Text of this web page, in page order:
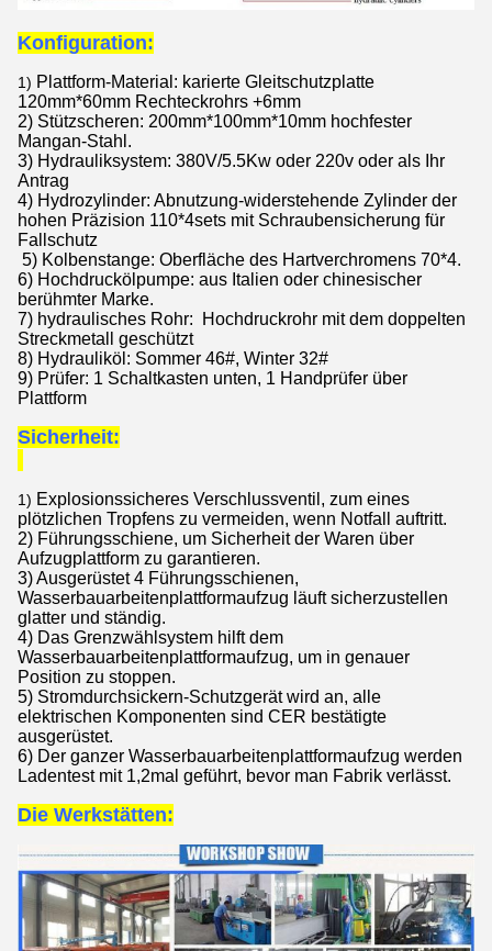
Konfiguration:
1) Plattform-Material: karierte Gleitschutzplatte
120mm*60mm Rechteckrohrs +6mm
2) Stützscheren: 200mm*100mm*10mm hochfester
Mangan-Stahl.
3) Hydrauliksystem: 380V/5.5Kw oder 220v oder als Ihr
Antrag
4) Hydrozylinder: Abnutzung-widerstehende Zylinder der
hohen Präzision 110*4sets mit Schraubensicherung für
Fallschutz
5) Kolbenstange: Oberfläche des Hartverchromens 70*4.
6) Hochdruckölpumpe: aus Italien oder chinesischer
berühmter Marke.
7) hydraulisches Rohr: Hochdruckrohr mit dem doppelten
Streckmetall geschützt
8) Hydrauliköl: Sommer 46#, Winter 32#
9) Prüfer: 1 Schaltkasten unten, 1 Handprüfer über
Plattform
Sicherheit:
1) Explosionssicheres Verschlussventil, zum eines
plötzlichen Tropfens zu vermeiden, wenn Notfall auftritt.
2) Führungsschiene, um Sicherheit der Waren über
Aufzugplattform zu garantieren.
3) Ausgerüstet 4 Führungsschienen,
Wasserbauarbeitenplattformaufzug läuft sicherzustellen
glatter und ständig.
4) Das Grenzwählsystem hilft dem
Wasserbauarbeitenplattformaufzug, um in genauer
Position zu stoppen.
5) Stromdurchsickern-Schutzgerät wird an, alle
elektrischen Komponenten sind CER bestätigte
ausgerüstet.
6) Der ganzer Wasserbauarbeitenplattformaufzug werden
Ladentest mit 1,2mal geführt, bevor man Fabrik verlässt.
Die Werkstätten: